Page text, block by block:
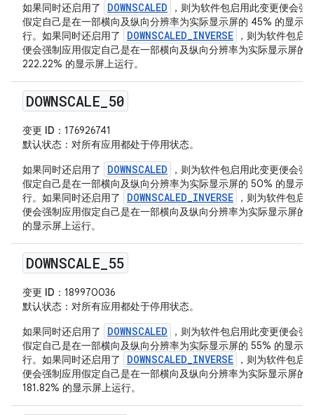
如果同时还启用了
DOWNSCALED
，则为软件包启用此变更便会强
假定自己是在一部横向及纵向分辨率为实际显示屏的 45% 的显示
行。如果同时还启用了
DOWNSCALED_INVERSE
，则为软件包启
便会强制应用假定自己是在一部横向及纵向分辨率为实际显示屏的
222.22% 的显示屏上运行。
DOWNSCALE 50
变更 ID ：176926741
默认状态 ：对所有应用都处于停用状态。
如果同时还启用了
DOWNSCALED
，则为软件包启用此变更便会强
假定自己是在一部横向及纵向分辨率为实际显示屏的 50% 的显示
行。如果同时还启用了
DOWNSCALED_INVERSE
，则为软件包启
便会强制应用假定自己是在一部横向及纵向分辨率为实际显示屏的
的显示屏上运行。
DOWNSCALE 55
变更 ID ：189970036
默认状态 ：对所有应用都处于停用状态。
如果同时还启用了
DOWNSCALED
，则为软件包启用此变更便会强
假定自己是在一部横向及纵向分辨率为实际显示屏的 55% 的显示
行。如果同时还启用了
DOWNSCALED_INVERSE
，则为软件包启
便会强制应用假定自己是在一部横向及纵向分辨率为实际显示屏的
181.82% 的显示屏上运行。